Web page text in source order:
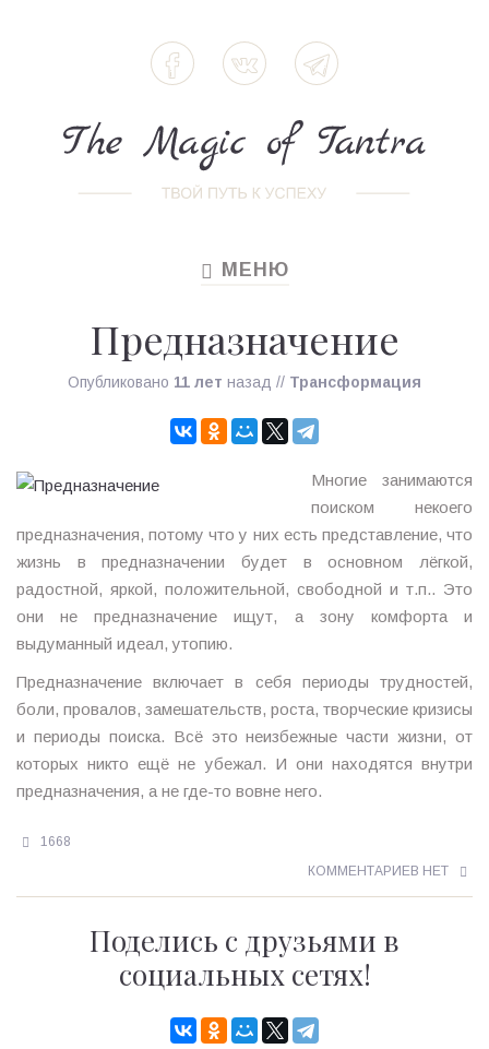
TOGGLE
МЕНЮ
Предназначение
Опубликовано 11 лет назад // Трансформация
Многие занимаются
поиском некоего
предназначения, потому что у них есть представление, что
жизнь в предназначении будет в основном лёгкой,
радостной, яркой, положительной, свободной и т.п.. Это
они не предназначение ищут, а зону комфорта и
выдуманный идеал, утопию.
Предназначение включает в себя периоды трудностей,
боли, провалов, замешательств, роста, творческие кризисы
и периоды поиска. Всё это неизбежные части жизни, от
которых никто ещё не убежал. И они находятся внутри
предназначения, а не где-то вовне него.
1668
КОММЕНТАРИЕВ НЕТ
Поделись с друзьями в
социальных сетях!